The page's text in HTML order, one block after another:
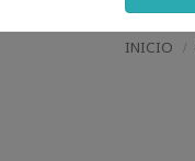
INICIO